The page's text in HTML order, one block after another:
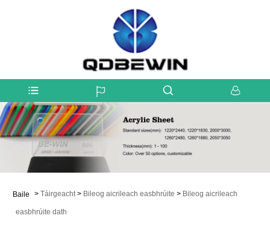
Baile > Táirgeacht> Bileog aicrileach easbhrúite > Bileog aicrileach
easbhrúite dath